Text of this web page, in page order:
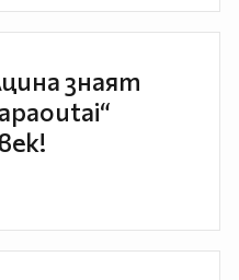
знаят